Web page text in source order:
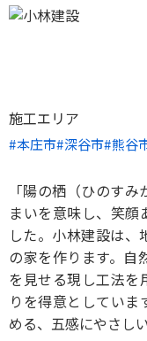
施工エリア
本庄市 深谷市 熊谷
「陽の栖（ひのす
まいを意味し、笑顔
した。小林建設は
の家を作ります。自
を見せる現し工法を
りを得意としていま
める、五感にやさし